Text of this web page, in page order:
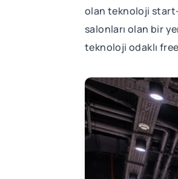
olan teknoloji
salonları olan bir
teknoloji odaklı